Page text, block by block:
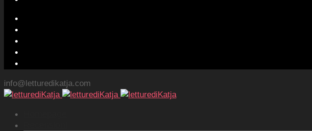
info@letturedikatja.com